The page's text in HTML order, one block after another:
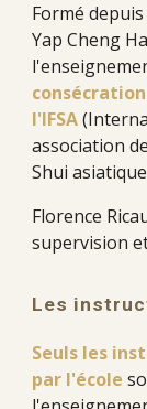
Formé
Yap Cheng
l'IFSA
association
Shui
Florence
supervision
Les
Seuls les
par l'école